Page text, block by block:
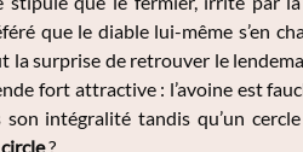
que le diable lui-même s’en
surprise de retrouver le
fort attractive : l’avoine est
intégralité tandis qu’un
?